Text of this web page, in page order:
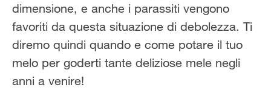
dimensione, e anche i parassiti vengono
favoriti da questa situazione di debolezza. Ti
diremo quindi quando e come potare il tuo
melo per goderti tante deliziose mele negli
anni a venire!